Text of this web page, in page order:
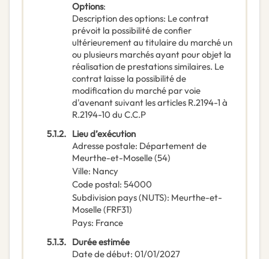
Options:
Description des options: Le contrat
prévoit la possibilité de confier
ultérieurement au titulaire du marché un
ou plusieurs marchés ayant pour objet la
réalisation de prestations similaires. Le
contrat laisse la possibilité de
modification du marché par voie
d'avenant suivant les articles R.2194-1 à
R.2194-10 du C.C.P
5.1.2. Lieu d’exécution
Adresse postale: Département de
Meurthe-et-Moselle (54)
Ville: Nancy
Code postal: 54000
Subdivision pays (NUTS): Meurthe-et-
Moselle(FRF31)
Pays: France
5.1.3. Durée estimée
Date de début: 01/01/2027